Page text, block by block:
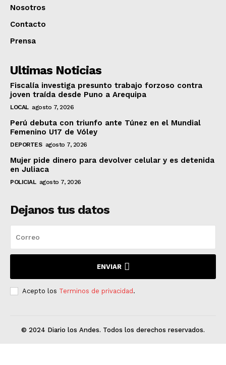
Nosotros
Contacto
Prensa
Ultimas Noticias
Fiscalía investiga presunto trabajo forzoso contra
joven traída desde Puno a Arequipa
LOCAL agosto 7, 2026
Perú debuta con triunfo ante Túnez en el Mundial
Femenino U17 de Vóley
DEPORTES agosto 7, 2026
Mujer pide dinero para devolver celular y es detenida
en Juliaca
POLICIAL agosto 7, 2026
Dejanos tus datos
ENVIAR
Acepto los Terminos de privacidad.
© 2024 Diario los Andes. Todos los derechos reservados.